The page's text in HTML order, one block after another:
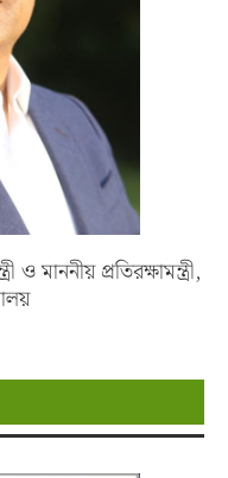
মাননীয় প্রতিরক্ষামন্ত্রী,